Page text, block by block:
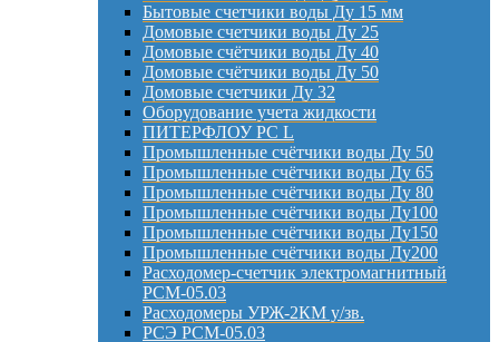
Бытовые счетчики воды Ду 15 мм
Домовые счетчики воды Ду 25
Домовые счётчики воды Ду 40
Домовые счётчики воды Ду 50
Домовые счетчики Ду 32
Оборудование учета жидкости
ПИТЕРФЛОУ РС L
Промышленные счётчики воды Ду 50
Промышленные счётчики воды Ду 65
Промышленные счётчики воды Ду 80
Промышленные счётчики воды Ду100
Промышленные счётчики воды Ду150
Промышленные счётчики воды Ду200
Расходомер-счетчик электромагнитный
РСМ-05.03
Расходомеры УРЖ-2КМ у/зв.
РСЭ РСМ-05.03